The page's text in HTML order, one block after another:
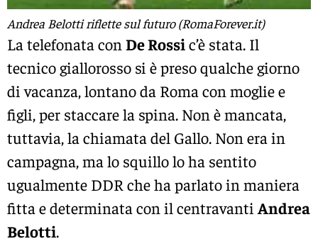
Andrea Belotti riflette sul futuro (RomaForever.it)
La telefonata con De Rossic’è stata. Il
tecnico giallorosso si è preso qualche giorno
di vacanza, lontano da Roma con moglie e
figli, per staccare la spina. Non è mancata,
tuttavia, la chiamata del Gallo. Non era in
campagna, ma lo squillo lo ha sentito
ugualmente DDR che ha parlato in maniera
fitta e determinata con il centravanti Andrea
Belotti.